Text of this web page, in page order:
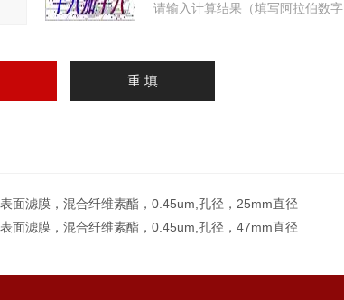
请输入计算结果（填写阿拉伯数
面滤膜，混合纤维素酯，0.45um,孔径，25mm直径
面滤膜，混合纤维素酯，0.45um,孔径，47mm直径